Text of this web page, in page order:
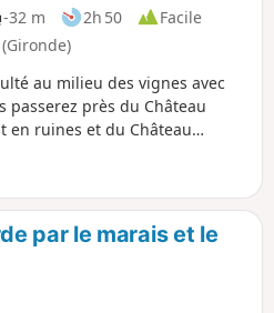
-32 m 2h 50
Facile
au milieu des vignes avec
passerez près du Château
en ruines et du Château
par le marais et le